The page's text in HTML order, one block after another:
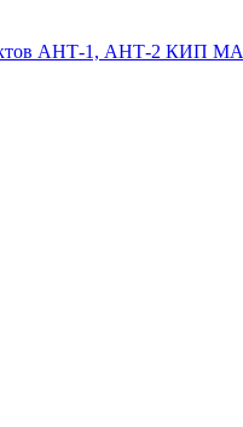
АНТ-1, АНТ-2 КИП